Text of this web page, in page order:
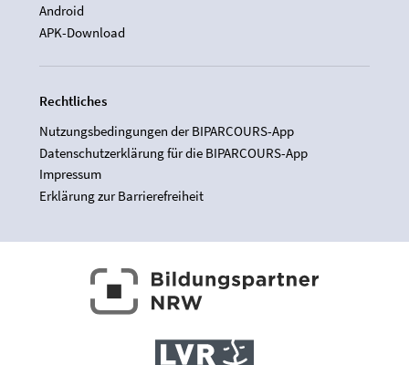
Android
APK-Download
Rechtliches
Nutzungsbedingungen der BIPARCOURS-App
Datenschutzerklärung für die BIPARCOURS-App
Impressum
Erklärung zur Barrierefreiheit